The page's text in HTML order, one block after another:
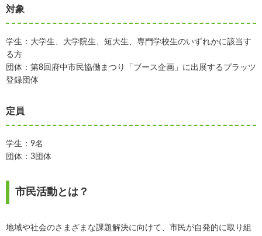
対象
学生：大学生、大学院生、短大生、専門学校生のいずれかに該当す
る方
団体：第8回府中市民協働まつり「ブース企画」に出展するプラッツ
登録団体
定員
学生：9名
団体：3団体
市民活動とは？
地域や社会のさまざまな課題解決に向けて、市民が自発的に取り組